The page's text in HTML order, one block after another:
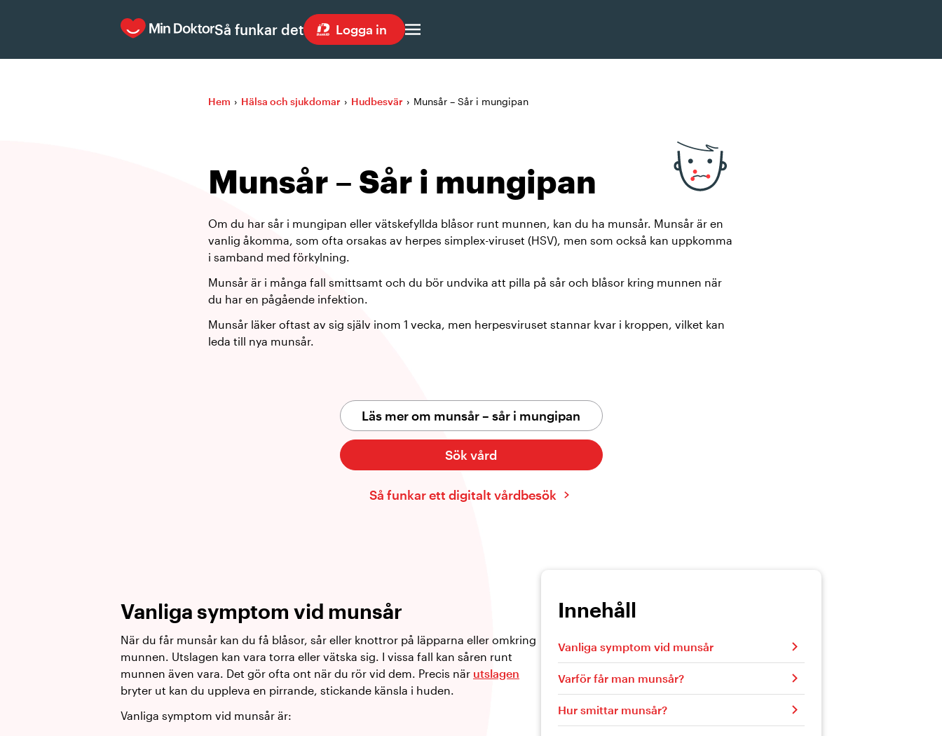
Så funkar det Logga in
Hem › Hälsa och sjukdomar › Hudbesvär › Munsår – Sår i mungipan
Munsår – Sår i mungipan
Om du har sår i mungipan eller vätskefyllda blåsor runt munnen, kan du ha munsår. Munsår är en
vanlig åkomma, som ofta orsakas av herpes simplex-viruset (HSV), men som också kan uppkomma
i samband med förkylning.
Munsår är i många fall smittsamt och du bör undvika att pilla på sår och blåsor kring munnen när
du har en pågående infektion.
Munsår läker oftast av sig själv inom 1 vecka, men herpesviruset stannar kvar i kroppen, vilket kan
leda till nya munsår.
Läs mer om munsår – sår i mungipan
Sök vård
Så funkar ett digitalt vårdbesök
Vanliga symptom vid munsår
När du får munsår kan du få blåsor, sår eller knottror på läpparna eller omkring
munnen. Utslagen kan vara torra eller vätska sig. I vissa fall kan såren runt
munnen även vara. Det gör ofta ont när du rör vid dem. Precis när utslagen
bryter ut kan du uppleva en pirrande, stickande känsla i huden.
Vanliga symptom vid munsår är:
Innehåll
Vanliga symptom vid munsår
Varför får man munsår?
Hur smittar munsår?